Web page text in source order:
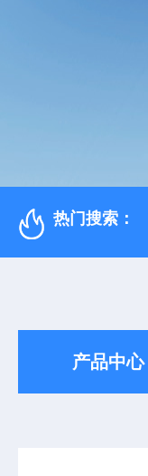
热门搜索：
产品中心